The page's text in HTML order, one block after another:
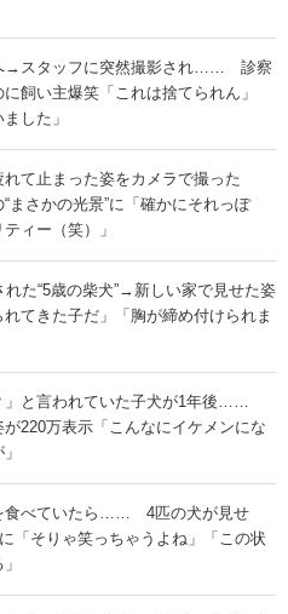
ンスが同じ」
巨大柴犬”→17歳になった今の姿に
ますね」「尊い」「優しさであふれ
柴犬「コロ」→お客さんが来る
な番犬だな」「名付けした人セン
→スタッフに突然撮影され…… 診察
に飼い主爆笑「これは捨てられん」
した」
て止まった姿をカメラで撮った
さかの光景”に「確かにそれっぽ
ィー（笑）」
た“5歳の柴犬”→新しい家で見せた姿
てきた子だ」「胸が締め付けられま